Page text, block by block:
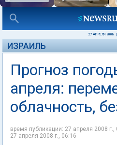
27 АПРЕЛЯ 2008
ИЗРАИЛЬ
Прогноз
апреля:
облачность,
время публикации: 27 апреля 2008
27 апреля 2008 г., 06:16